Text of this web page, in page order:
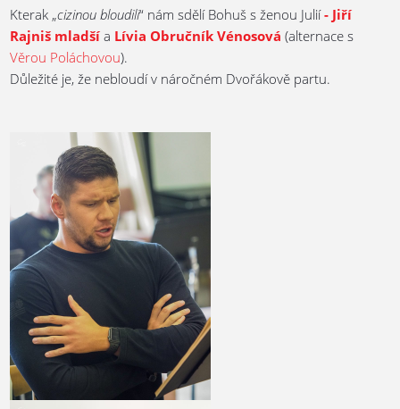
Kterak „cizinou bloudili“ nám sdělí Bohuš s ženou Julií- Jiří
Rajniš mladší a Lívia Obručník Vénosová (alternace s
Věrou Poláchovou).
Důležité je, že nebloudí v náročném Dvořákově partu.